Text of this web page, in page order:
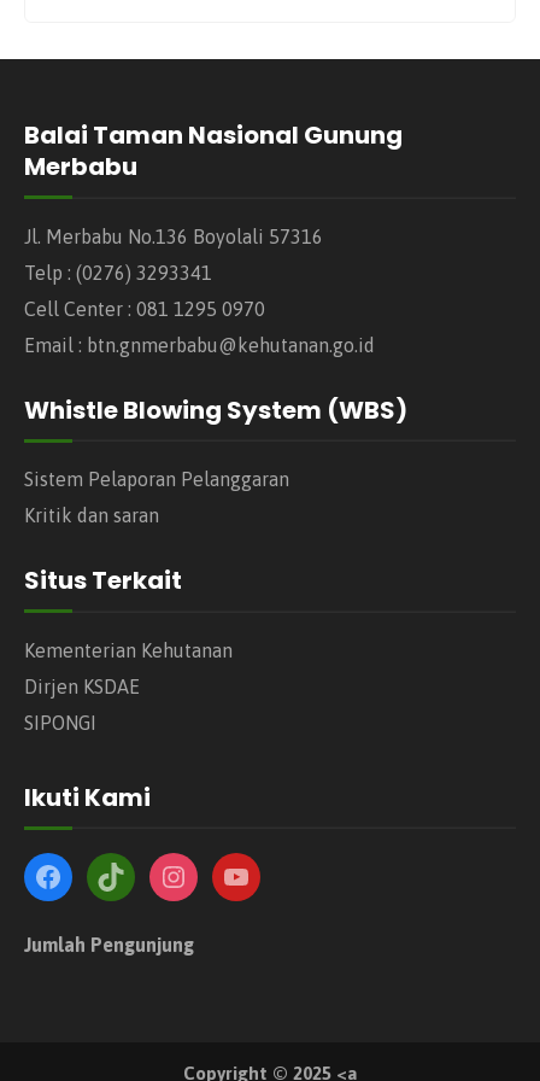
Balai Taman Nasional Gunung
Merbabu
Jl. Merbabu No.136 Boyolali 57316
Telp : (0276) 3293341
Cell Center : 081 1295 0970
Email : btn.gnmerbabu@kehutanan.go.id
Whistle Blowing System (WBS)
Sistem Pelaporan Pelanggaran
Kritik dan saran
Situs Terkait
Kementerian Kehutanan
Dirjen KSDAE
SIPONGI
Ikuti Kami
Jumlah Pengunjung
Copyright © 2025 <a